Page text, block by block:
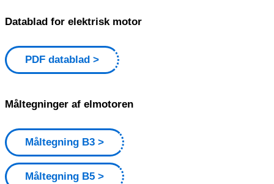
Datablad for elektrisk motor
PDF datablad
Måltegninger af elmotoren
Måltegning B3
Måltegning B5